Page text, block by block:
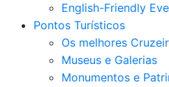
English-Friendly
Pontos Turísticos
Os melhores
Museus e Galerias
Monumentos e